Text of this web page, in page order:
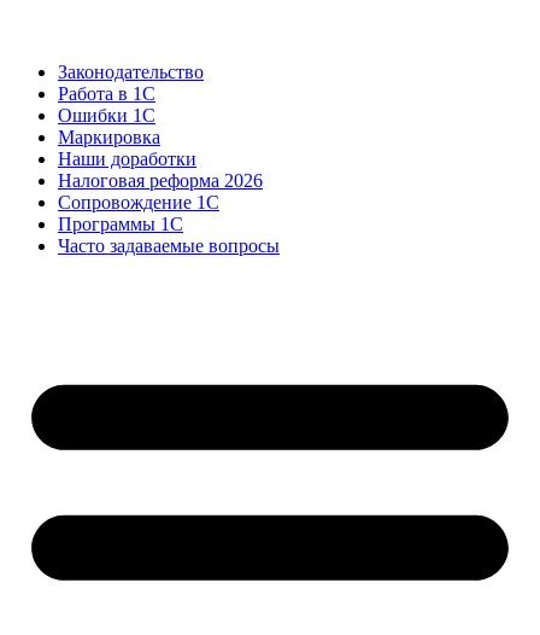
Законодательство
Работа в 1С
Ошибки 1С
Маркировка
Наши доработки
Налоговая реформа 2026
Сопровождение 1С
Программы 1С
Часто задаваемые вопросы